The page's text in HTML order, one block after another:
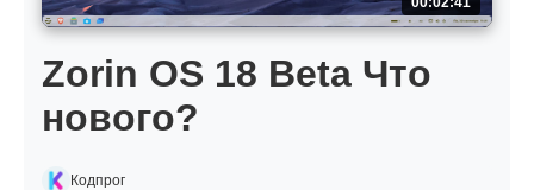
Zorin OS 18 Beta Что
нового?
Кодпрог